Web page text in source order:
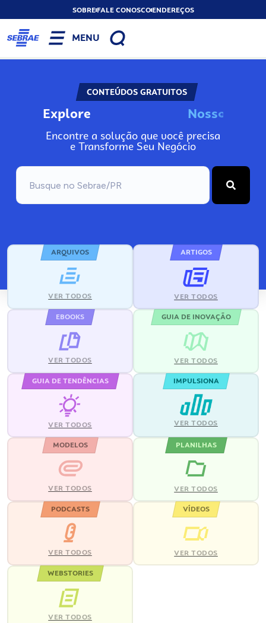
SOBREFALE CONOSCOENDEREÇOS
MENU
CONTEÚDOS GRATUITOS
Explore Nossa
Encontre a solução que você precisa
e Transforme Seu Negócio
ARQUIVOS
VER TODOS
ARTIGOS
VER TODOS
EBOOKS
VER TODOS
GUIA DE INOVAÇÃO
VER TODOS
GUIA DE TENDÊNCIAS
VER TODOS
IMPULSIONA
VER TODOS
MODELOS
VER TODOS
PLANILHAS
VER TODOS
PODCASTS
VER TODOS
VÍDEOS
VER TODOS
WEBSTORIES
VER TODOS